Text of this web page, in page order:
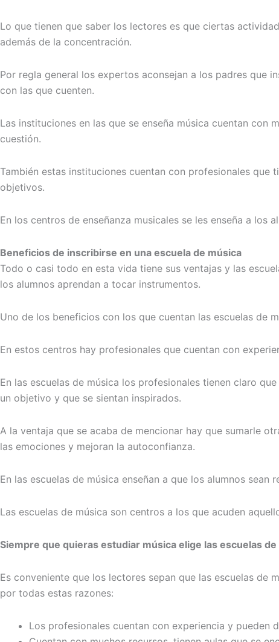
Lo que tienen que saber los lectores es que ciertas
además de la concentración.
Por regla general los expertos aconsejan a los padres que
con las que cuenten.
Las instituciones en las que se enseña música cuentan
cuestión.
También estas instituciones cuentan con profesionales
objetivos.
En los centros de enseñanza musicales se les enseña a
Beneficios de inscribirse en una escuela de música
Todo o casi todo en esta vida tiene sus ventajas y las
los alumnos aprendan a tocar instrumentos.
Uno de los beneficios con los que cuentan las escuelas de
En estos centros hay profesionales que cuentan con
En las escuelas de música los profesionales tienen claro
un objetivo y que se sientan inspirados.
A la ventaja que se acaba de mencionar hay que sumarle
las emociones y mejoran la autoconfianza.
En las escuelas de música enseñan a que los alumnos
Las escuelas de música son centros a los que acuden
Siempre que quieras estudiar música elige las escuelas
Es conveniente que los lectores sepan que las escuelas de
por todas estas razones:
Los profesionales cuentan con experiencia y pueden